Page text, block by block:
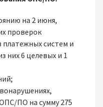
на 2 июня,
проверок
систем и
них 6 целевых и 1
ПО на сумму 275